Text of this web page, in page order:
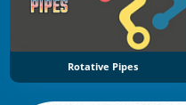
Rotative Pipes